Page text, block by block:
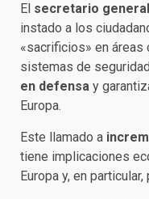
El secretario general
instado a los
«sacrificios» en áreas
sistemas de
en defensa y
Europa.
Este llamado a
tiene implicaciones
Europa y, en particular,